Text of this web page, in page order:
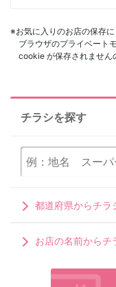
※お気に入りのお店の保存に
ブラウザのプライベート
cookie が保存されません
チラシを探す
都道府県からチラ
お店の名前からチ